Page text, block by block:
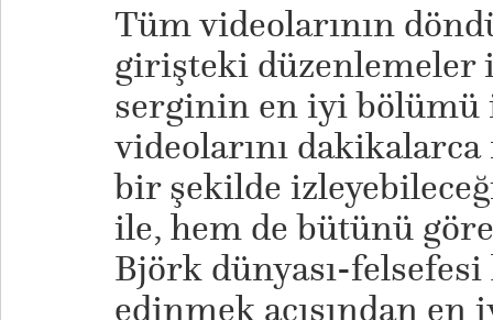
Tüm videolarının
girişteki düzenlemeler
serginin en iyi bölümü
videolarını
bir şekilde
ile, hem de bütünü
Björk dünyası-
edinmek açısından